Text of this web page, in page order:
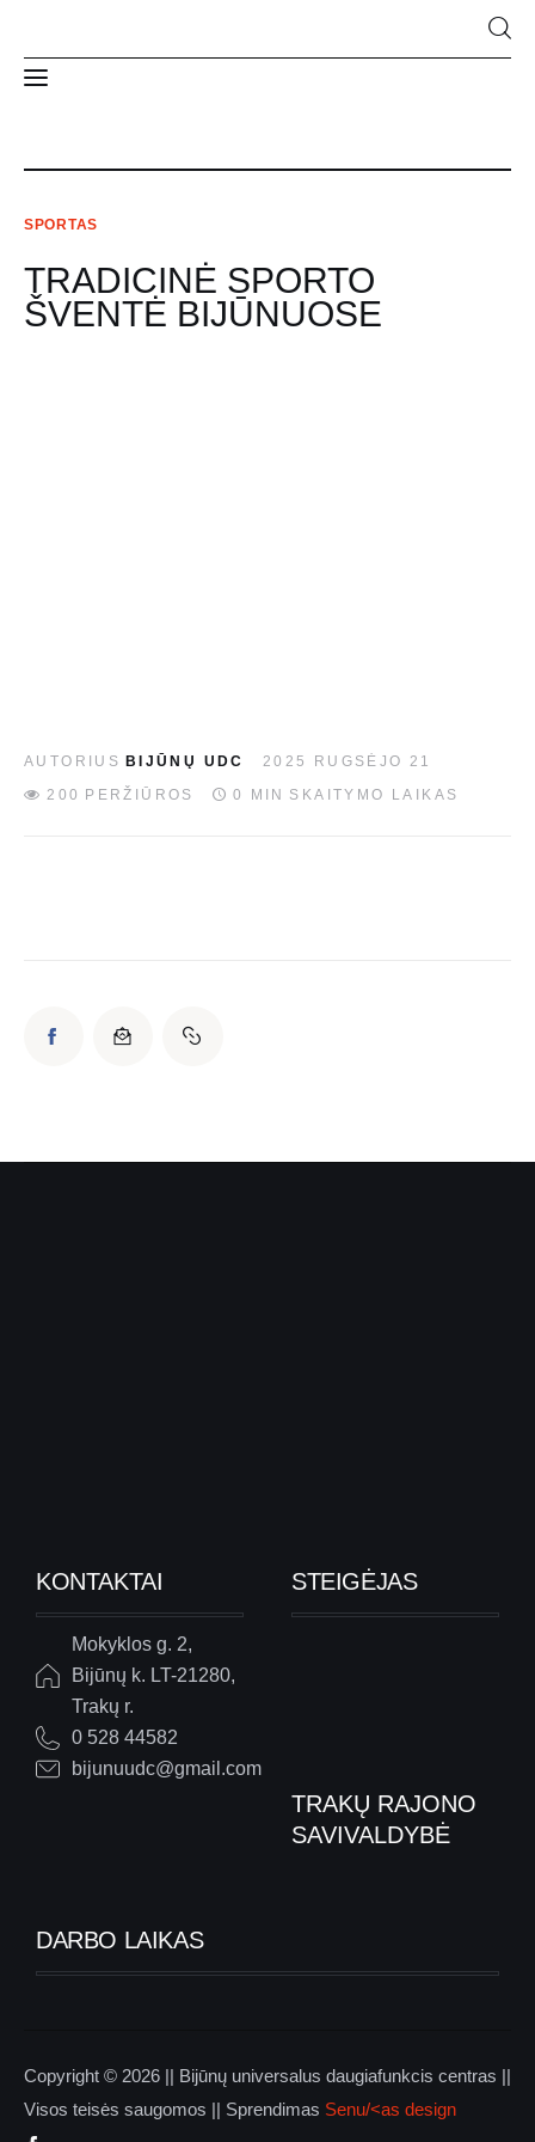
Struktūra ir kontaktai
SPORTAS
TRADICINĖ SPORTO
ŠVENTĖ BIJŪNUOSE
AUTORIUS BIJŪNŲ UDC
2025 RUGSĖJO 21
200 PERŽIŪROS 0 MIN SKAITYMO LAIKAS
KONTAKTAI
Mokyklos g. 2,
Bijūnų k. LT-21280,
Trakų r.
0 528 44582
bijunuudc@gmail.com
STEIGĖJAS
TRAKŲ RAJONO
SAVIVALDYBĖ
DARBO LAIKAS
Copyright © 2026 || Bijūnų universalus daugiafunkcis centras ||
Visos teisės saugomos || Sprendimas Senu/<as design